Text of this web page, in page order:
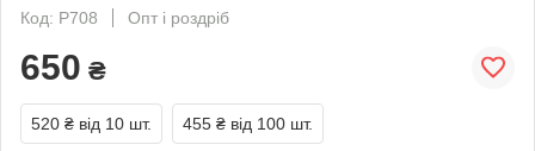
Код: Р708
Опт і роздріб
650 ₴
520 ₴ від 10 шт. 455 ₴ від 100 шт.